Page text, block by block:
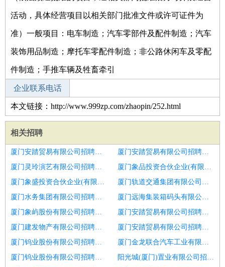
活动，具体经营项目以相关部门批准文件或许可证件为
准）一般项目：电车制造；汽车零部件及配件制造；汽车
装饰用品制造；摩托车零配件制造；非公路休闲车及零配
件制造；手推车辆及牲畜牵引
企业联系电话
本文链接：http://www.999zp.com/zhaopin/252.html
相关招聘
厦门安踏贸易有限公司招聘日语项目经理
厦门安踏贸易有限公司招聘外呼中心项目经理
厦门灵玲演艺有限公司招聘工程业务经理
厦门象品投资合伙企业(有限合伙)招聘门窗安装项目经理
厦门象盛投资合伙企业(有限合伙)招聘项目经理
厦门轨道交通集团有限公司招聘项目经理
厦门水务集团有限公司招聘淄博市招聘市政建造师
厦门远海集装箱码头有限公司招聘项目经理
厦门象屿股份有限公司招聘项目经理
厦门安踏贸易有限公司招聘项目经理
厦门建发物产有限公司招聘短视频直播品牌项目经理
厦门安踏贸易有限公司招聘项目经理
厦门钨业股份有限公司招聘幕墙门窗项目经理
厦门金龙联合汽车工业有限公司招聘项目经理
厦门钨业股份有限公司招聘门窗幕墙项目经理
阳光城(厦门)置业有限公司招聘系统集成实施项目经理